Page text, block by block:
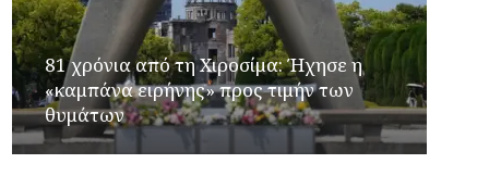
81 χρόνια από τη Χιροσίμα: Ήχησε η
«καμπάνα ειρήνης» προς τιμήν των
θυμάτων